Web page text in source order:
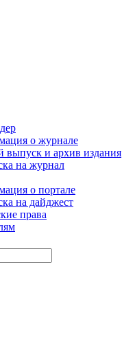
о журнале
выпуск и архив издания
на журнал
о портале
на дайджест
права